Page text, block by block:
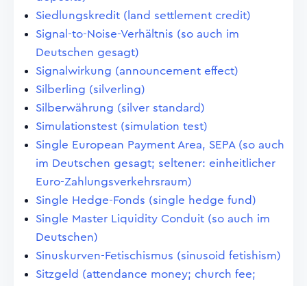
Siedlungskredit (land settlement credit)
Signal-to-Noise-Verhältnis (so auch im
Deutschen gesagt)
Signalwirkung (announcement effect)
Silberling (silverling)
Silberwährung (silver standard)
Simulationstest (simulation test)
Single European Payment Area, SEPA (so auch
im Deutschen gesagt; seltener: einheitlicher
Euro-Zahlungsverkehrsraum)
Single Hedge-Fonds (single hedge fund)
Single Master Liquidity Conduit (so auch im
Deutschen)
Sinuskurven-Fetischismus (sinusoid fetishism)
Sitzgeld (attendance money; church fee;